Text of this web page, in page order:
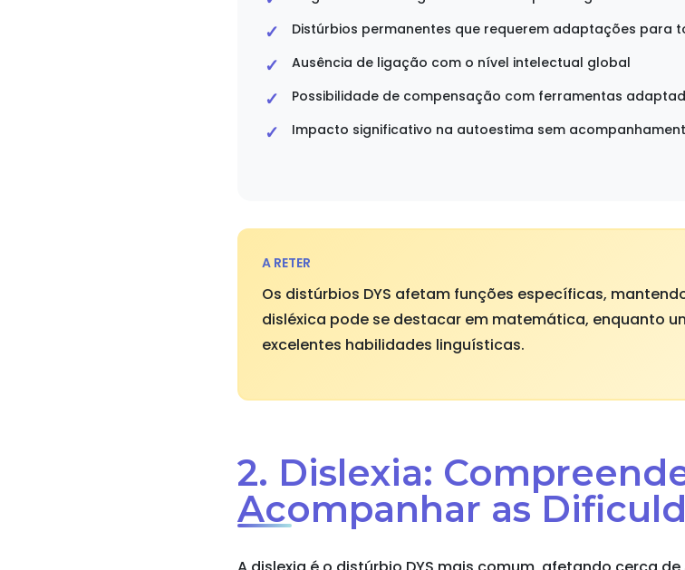
Distúrbios permanentes que requerem adaptações para
Ausência de ligação com o nível intelectual global
Possibilidade de compensação com ferramentas
Impacto significativo na autoestima sem
A RETER
Os distúrbios DYS afetam funções específicas,
disléxica pode se destacar em matemática, enquanto
excelentes habilidades linguísticas.
2. Dislexia:
Acompanhar as